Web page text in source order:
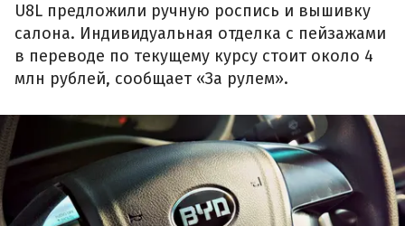
U8L предложили ручную роспись и вышивку
салона. Индивидуальная отделка с пейзажами
в переводе по текущему курсу стоит около 4
млн рублей, сообщает «За рулем».